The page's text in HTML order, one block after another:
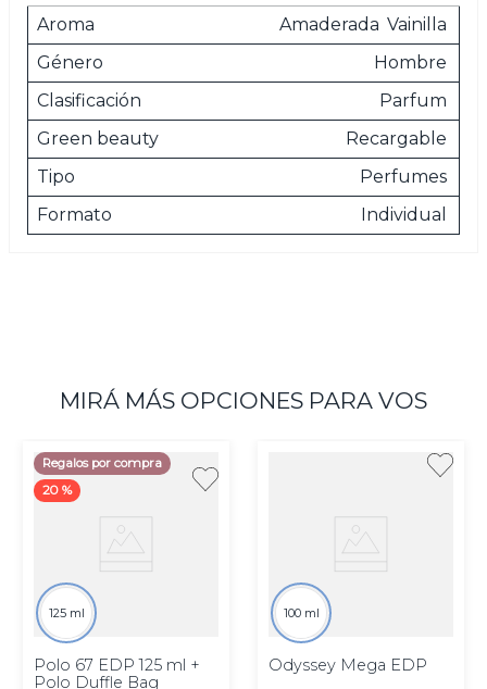
Experimenta el atractivo de la llamada nocturna
del Phantom.
La recarga es valida para el tamaño 150 ml.
Las imágenes son meramente ilustrativas.
Aroma Amaderada Vainilla
Género
Hombre
Clasificación
Parfum
Green beauty
Recargable
Tipo
Perfumes
Formato
Individual
MIRÁ MÁS OPCIONES PARA VOS
Regalos por compra
20 %
125 ml
Polo 67 EDP 125 ml +
Polo Duffle Bag
100 ml
Odyssey Mega EDP